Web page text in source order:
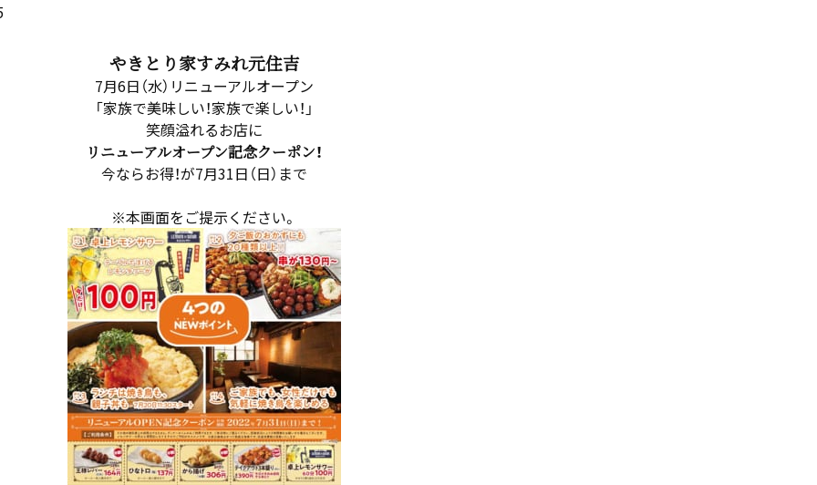
やきとり家すみれ元住吉
7月6日（水）リニューアルオープン
「家族で美味しい！家族で楽しい！」
笑顔溢れるお店に
リニューアルオープン記念クーポン！
今ならお得！が7月31日（日）まで
※本画面をご提示ください。